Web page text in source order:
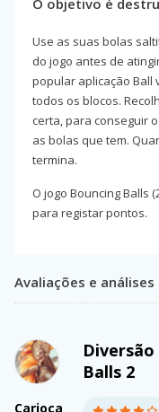
O objetivo é
Use as suas bolas
do jogo antes de
popular aplicação Ball
todos os blocos.
certa, para conseguir
as bolas que tem.
termina.
O jogo Bouncing Balls
para registar pontos.
Avaliações e análises
Carioca
Balls 2